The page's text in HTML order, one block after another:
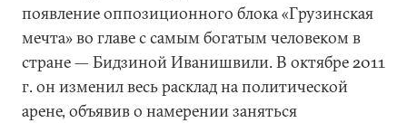
появление оппозиционного блока «Грузинская
мечта» во главе с самым богатым человеком в
стране — Бидзиной Иванишвили. В октябре 2011
г. он изменил весь расклад на политической
арене, объявив о намерении заняться